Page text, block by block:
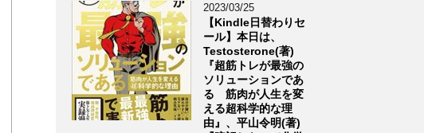
2023/03/25
【Kindle日替わりセ
ール】本日は、
Testosterone(著)
『超筋トレが最強の
ソリューションであ
る 筋肉が人生を変
える超科学的な理
由』、平山令明(著)